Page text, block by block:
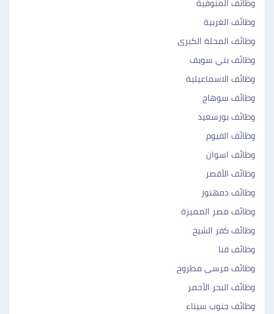
وظائف المنوفية
وظائف الغربية
وظائف المحلة الكبرى
وظائف بني سويف
وظائف الاسماعيلية
وظائف سوهاج
وظائف بورسعيد
وظائف الفيوم
وظائف اسوان
وظائف الأقصر
وظائف دمهنور
وظائف مصر المميزة
وظائف كفر الشيخ
وظائف قنا
وظائف مرسى مطروح
وظائف البحر الأحمر
وظائف جنوب سيناء